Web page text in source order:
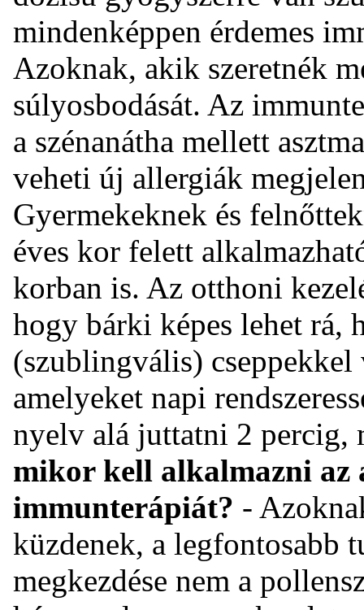
mindenképpen érdemes
Azoknak, akik szeretnék
súlyosbodását. Az
a szénanátha mellett
veheti új allergiák
Gyermekeknek és
éves kor felett
korban is. Az otthoni
hogy bárki képes lehet rá,
(szublingvális)
amelyeket napi
nyelv alá juttatni 2
mikor kell alkalmazni az
immunterápiát? -
küzdenek, a legfontosabb
megkezdése nem a